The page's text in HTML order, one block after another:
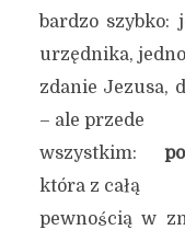
bardzo szybko:
urzędnika, jedno
zdanie Jezusa,
– ale przede
wszystkim:
która z całą
pewnością w